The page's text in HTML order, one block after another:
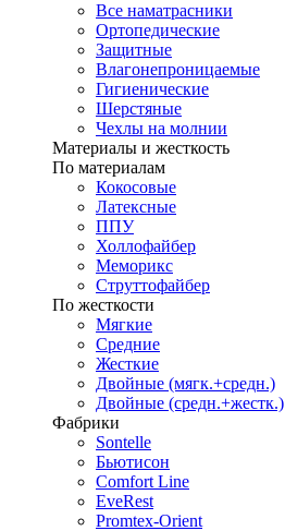
Все наматрасники
Ортопедические
Защитные
Влагонепроницаемые
Гигиенические
Шерстяные
Чехлы на молнии
Материалы и жесткость
По материалам
Кокосовые
Латексные
ППУ
Холлофайбер
Меморикс
Струттофайбер
По жесткости
Мягкие
Средние
Жесткие
Двойные (мягк.+средн.)
Двойные (средн.+жестк.)
Фабрики
Sontelle
Бьютисон
Comfort Line
EveRest
Promtex-Orient